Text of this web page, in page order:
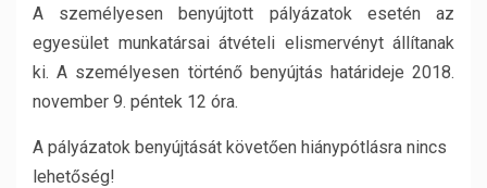
A személyesen benyújtott pályázatok esetén az
egyesület munkatársai átvételi elismervényt állítanak
ki. A személyesen történő benyújtás határideje 2018.
november 9. péntek 12 óra.
A pályázatok benyújtását követően hiánypótlásra nincs
lehetőség!